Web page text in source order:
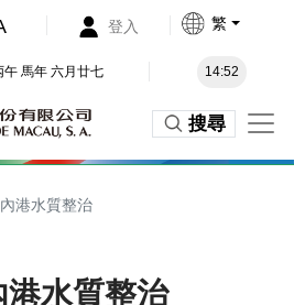
登入 繁
午 馬年 六月廿七 14:52
搜尋
港水質整治
水質整治